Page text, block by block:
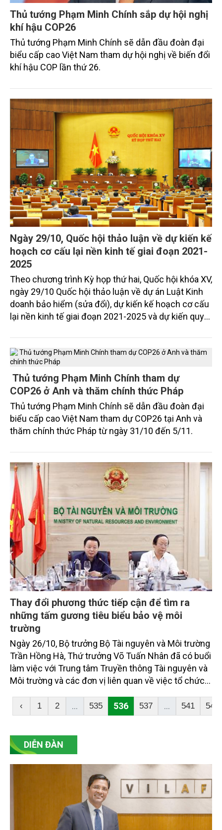
Thủ tướng Phạm Minh Chính sắp dự hội nghị
khí hậu COP26
Thủ tướng Phạm Minh Chính sẽ dẫn đầu đoàn đại
biểu cấp cao Việt Nam tham dự hội nghị về biến đổi
khí hậu COP lần thứ 26.
Ngày 29/10, Quốc hội thảo luận về dự kiến kế
hoạch cơ cấu lại nền kinh tế giai đoạn 2021-
2025
Theo chương trình Kỳ họp thứ hai, Quốc hội khóa XV,
ngày 29/10 Quốc hội thảo luận về dự án Luật Kinh
doanh bảo hiểm (sửa đổi), dự kiến kế hoạch cơ cấu
lại nền kinh tế giai đoạn 2021-2025 và dự kiến quy
​​​​​​​Thủ tướng Phạm Minh Chính tham dự
COP26 ở Anh và thăm chính thức Pháp
Thủ tướng Phạm Minh Chính sẽ dẫn đầu đoàn đại
biểu cấp cao Việt Nam tham dự COP26 tại Anh và
thăm chính thức Pháp từ ngày 31/10 đến 5/11.
Thay đổi phương thức tiếp cận để tìm ra
những tấm gương tiêu biểu bảo vệ môi
trường
Ngày 26/10, Bộ trưởng Bộ Tài nguyên và Môi trường
Trần Hồng Hà, Thứ trưởng Võ Tuấn Nhân đã có buổi
làm việc với Trung tâm Truyền thông Tài nguyên và
Môi trường và các đơn vị liên quan về việc tổ chức
Giải thưởng cao quý nhất về môi trường nhằm tôn
vinh những tổ chức, cá nhân, cộng đồng đã có
trường.
‹ 1 2 ... 535 536 537 ... 541 542
DIỄN ĐÀN